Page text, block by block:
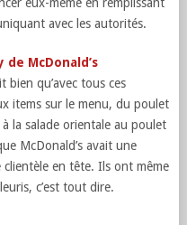
avec les autorités.
de McDonald’s
bien qu’avec tous ces
items sur le menu, du poulet
à la salade orientale au poulet
McDonald’s avait une
clientèle en tête. Ils ont même
c’est tout dire.